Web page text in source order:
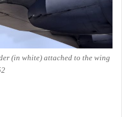
(in white) attached to the wing